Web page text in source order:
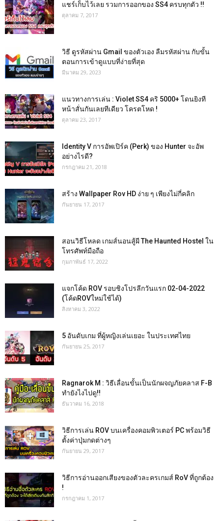
แชร์เก็บไว้เลย รวมการออกของ SS4 ครบทุกตัว !!
ตุลาคม 7, 2017
วิธี ดูรหัสผ่าน Gmail ของตัวเอง ลืมรหัสผ่าน กับขั้น
ตอนการเข้าดูแบบที่ง่ายที่สุด
มีนาคม 29, 2023
แนวทางการเล่น : Violet SS4 คริ 5000+ โดนยิงที
หน้าสั่นกันเลยทีเดียว โครตโหด !
ตุลาคม 23, 2017
Identity V การอัพเปิร์ค (Perk) ของ Hunter จะอัพ
อย่างไรดี?
กรกฎาคม 21, 2018
สร้าง Wallpaper Rov HD ง่าย ๆ เพียงไม่กี่คลิก
กันยายน 17, 2017
สอนวิธีโหลด เกมส์นอนสู้ผี The Haunted Hostel ใน
โทรศัพท์มือถือ
กุมภาพันธ์ 17, 2022
แจกโค้ด ROV รอบชิงโปรลีกวันแรก 02-04-2022
(โค้ดROVใหม่ใช้ได้)
สิงหาคม 3, 2022
5 อันดับเกม ที่ผู้หญิงเล่นเยอะ ในประเทศไทย
กันยายน 25, 2017
Ragnarok M : วิธีเลื่อนขั้นเป็นนักผจญภัยคลาส F-B
ทำยังไงไปดู!!
ธันวาคม 16, 2018
วิธีการเล่น ROV บนเครื่องคอมพิวเตอร์ PC พร้อมวิธี
ตั้งค่าปุ่มกดต่างๆ
กันยายน 29, 2017
วิธีการอ่านออกเสียงของตัวละครเกมส์ RoV ที่ถูกต้อง
!
กรกฎาคม 1, 2017